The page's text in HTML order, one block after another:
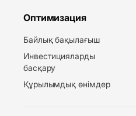
Оптимизация
Байлық бақылағыш
Инвестицияларды
басқару
Құрылымдық өнімдер